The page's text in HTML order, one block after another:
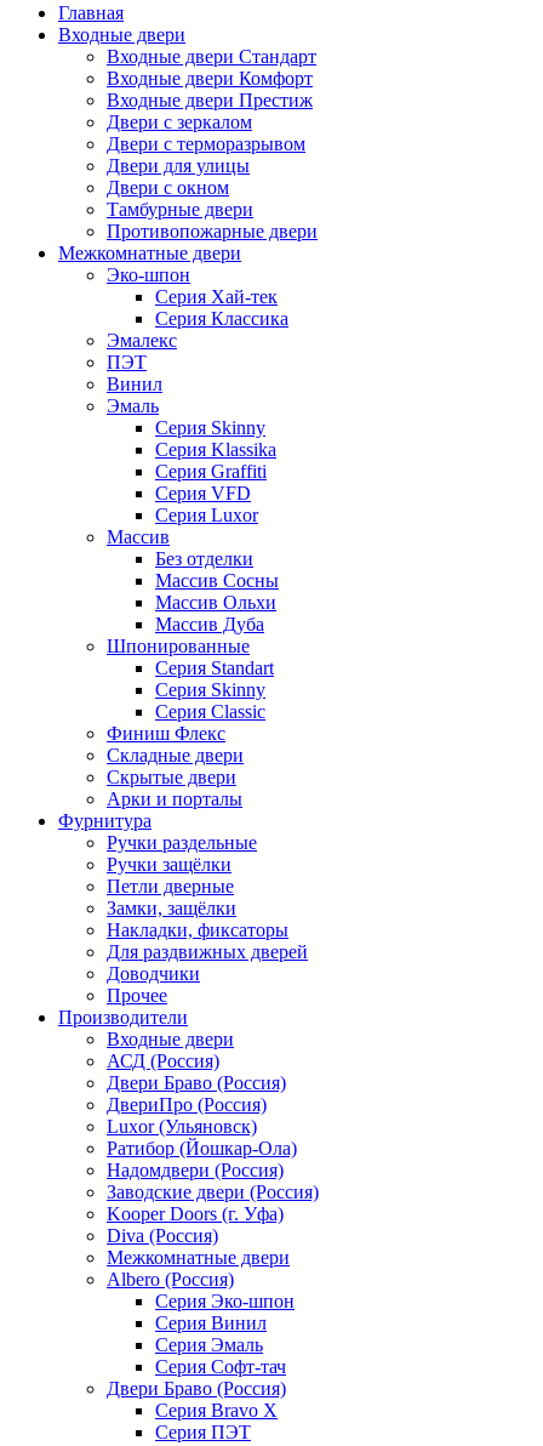
Главная
Входные двери
Входные двери Стандарт
Входные двери Комфорт
Входные двери Престиж
Двери с зеркалом
Двери с терморазрывом
Двери для улицы
Двери с окном
Тамбурные двери
Противопожарные двери
Межкомнатные двери
Эко-шпон
Серия Хай-тек
Серия Классика
Эмалекс
ПЭТ
Винил
Эмаль
Серия Skinny
Серия Klassika
Серия Graffiti
Серия VFD
Серия Luxor
Массив
Без отделки
Массив Сосны
Массив Ольхи
Массив Дуба
Шпонированные
Серия Standart
Серия Skinny
Серия Classic
Финиш Флекс
Складные двери
Скрытые двери
Арки и порталы
Фурнитура
Ручки раздельные
Ручки защёлки
Петли дверные
Замки, защёлки
Накладки, фиксаторы
Для раздвижных дверей
Доводчики
Прочее
Производители
Входные двери
АСД (Россия)
Двери Браво (Россия)
ДвериПро (Россия)
Luxor (Ульяновск)
Ратибор (Йошкар-Ола)
Надомдвери (Россия)
Заводские двери (Россия)
Kooper Doors (г. Уфа)
Diva (Россия)
Межкомнатные двери
Albero (Россия)
Серия Эко-шпон
Серия Винил
Серия Эмаль
Серия Софт-тач
Двери Браво (Россия)
Серия Bravo X
Серия ПЭТ